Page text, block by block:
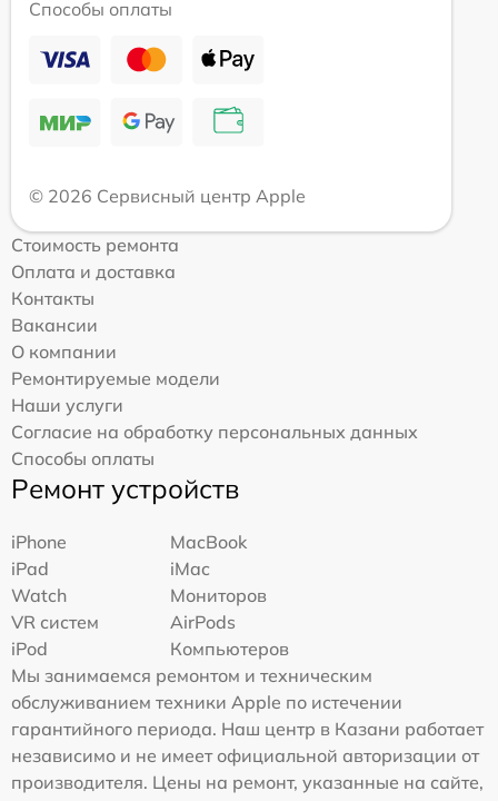
Способы оплаты
© 2026 Сервисный центр Apple
Стоимость ремонта
Оплата и доставка
Контакты
Вакансии
О компании
Ремонтируемые модели
Наши услуги
Согласие на обработку персональных данных
Способы оплаты
Ремонт устройств
iPhone
MacBook
iPad
iMac
Watch
Мониторов
VR систем
AirPods
iPod
Компьютеров
Мы занимаемся ремонтом и техническим
обслуживанием техники Apple по истечении
гарантийного периода. Наш центр в Казани работает
независимо и не имеет официальной авторизации от
производителя. Цены на ремонт, указанные на сайте,